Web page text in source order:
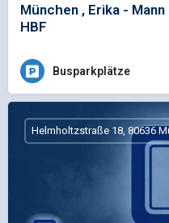
München , Erika -
HBF
Busparkplätze
Helmholtzstraße 18, 80636